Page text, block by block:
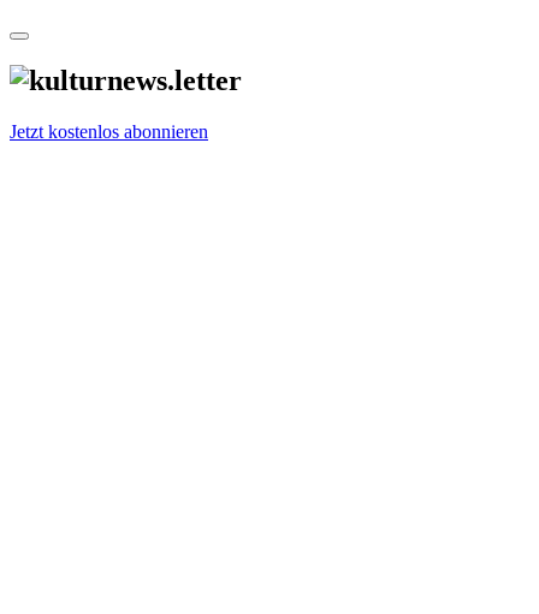
Jetzt kostenlos abonnieren